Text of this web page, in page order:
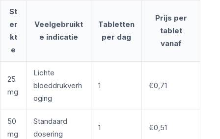
St
er
kt
e
Veelgebruikt
e indicatie
Tabletten
per dag
Prijs per
tablet
vanaf
25
mg
Lichte
bloeddrukverh
oging
1 €0,71
50
mg
Standaard
dosering
1 €0,51